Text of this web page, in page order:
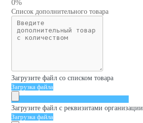
0%
Список дополнительного товара
Загрузите файл со списком товара
Загрузка файла
Загрузите файл с реквизитами организации
Загрузка файла